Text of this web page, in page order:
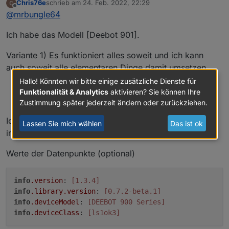
"info.library.debugMessage" erscheint aber
Schade, dann wird das wohl unabhängig von den
anderen 3 Zubehör-Komponenten behandelt.
Offline
Chris76eschrieb am 24. Feb. 2022, 22:29
zuletzt editiert von
@mrbungle64
Ich habe das Modell [Deebot 901].
Variante 1) Es funktioniert alles soweit und ich kann
auch soweit alle elementaren Dinge damit umsetzen.
hatte ich ja schon im GitHub gefragt Letzte
"Anwesenheit" des Roboters pro Raum #144
Ich habe den Adapter über folgendes Repository
installiert: [GitHub]
Werte der Datenpunkte (optional)
info.version :
[1.3.4]
info.library.version :
[0.7.2-beta.1]
info.deviceModel :
[DEEBOT 900 Series]
info.deviceClass : [ls1ok3]
Hallo! Könnten wir bitte einige zusätzliche Dienste für
Funktionalität & Analytics aktivieren? Sie können Ihre
Zustimmung später jederzeit ändern oder zurückziehen.
Lassen Sie mich wählen Das ist ok